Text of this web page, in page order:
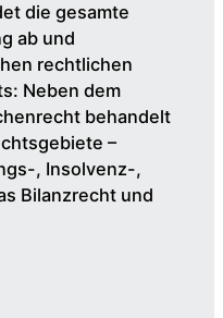
die gesamte
ab und
rechtlichen
Neben dem
behandelt
–
, Insolvenz-,
Bilanzrecht und